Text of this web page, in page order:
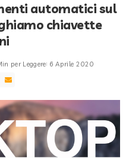
automatici sul
chiavette
per Leggere 6 Aprile 2020